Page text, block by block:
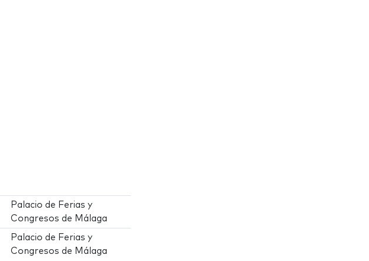
Palacio de Ferias y
Congresos de Málaga
Palacio de Ferias y
Congresos de Málaga